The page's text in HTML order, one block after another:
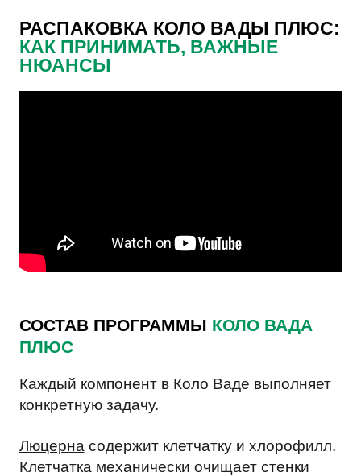
РАСПАКОВКА КОЛО ВАДЫ ПЛЮС:
КАК ПРИНИМАТЬ, ВАЖНЫЕ
НЮАНСЫ
СОСТАВ ПРОГРАММЫ КОЛО ВАДА
ПЛЮС
Каждый компонент в Коло Ваде выполняет
конкретную задачу.
Люцерна содержит клетчатку и хлорофилл.
Клетчатка механически очищает стенки